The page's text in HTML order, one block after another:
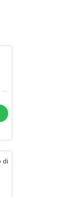
o
di